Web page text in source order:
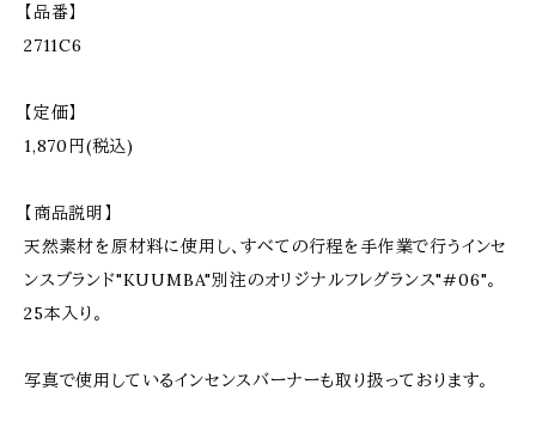
【品番】
2711C6
【定価】
1,870円(税込)
【商品説明】
天然素材を原材料に使用し、すべての行程を手作業で行うインセ
ンスブランド"KUUMBA"別注のオリジナルフレグランス"#06"。
25本入り。
写真で使用しているインセンスバーナーも取り扱っております。